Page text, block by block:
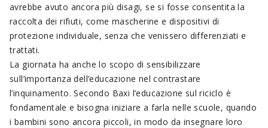
avrebbe avuto ancora più disagi, se si fosse consentita la
raccolta dei rifiuti, come mascherine e dispositivi di
protezione individuale, senza che venissero differenziati e
trattati.
La giornata ha anche lo scopo di sensibilizzare
sull’importanza dell’educazione nel contrastare
l’inquinamento. Secondo Baxi l’educazione sul riciclo è
fondamentale e bisogna iniziare a farla nelle scuole, quando
i bambini sono ancora piccoli, in modo da insegnare loro